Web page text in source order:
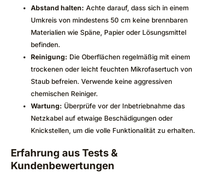
Abstand halten: Achte darauf, dass sich in einem
Umkreis von mindestens 50 cm keine brennbaren
Materialien wie Späne, Papier oder Lösungsmittel
befinden.
Reinigung: Die Oberflächen regelmäßig mit einem
trockenen oder leicht feuchten Mikrofasertuch von
Staub befreien. Verwende keine aggressiven
chemischen Reiniger.
Wartung: Überprüfe vor der Inbetriebnahme das
Netzkabel auf etwaige Beschädigungen oder
Knickstellen, um die volle Funktionalität zu erhalten.
Erfahrung aus Tests &
Kundenbewertungen